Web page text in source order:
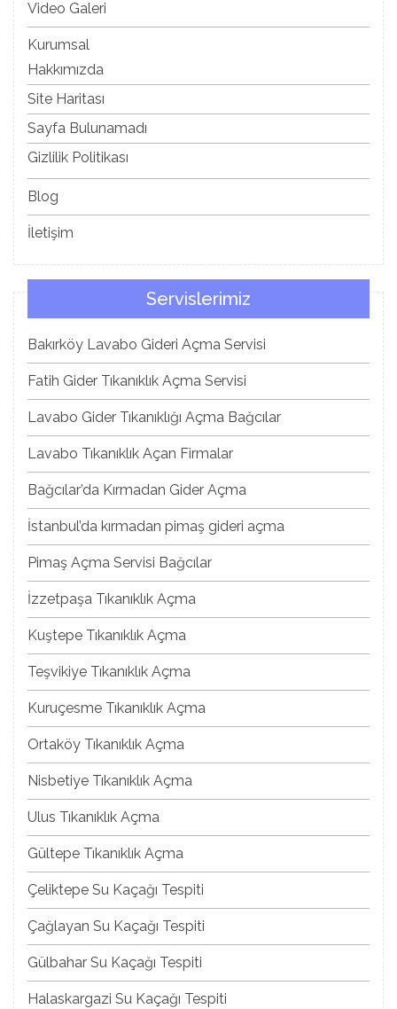
Video Galeri
Kurumsal
Hakkımızda
Site Haritası
Sayfa Bulunamadı
Gizlilik Politikası
Blog
İletişim
Servislerimiz
Bakırköy Lavabo Gideri Açma Servisi
Fatih Gider Tıkanıklık Açma Servisi
Lavabo Gider Tıkanıklığı Açma Bağcılar
Lavabo Tıkanıklık Açan Firmalar
Bağcılar’da Kırmadan Gider Açma
İstanbul’da kırmadan pimaş gideri açma
Pimaş Açma Servisi Bağcılar
İzzetpaşa Tıkanıklık Açma
Kuştepe Tıkanıklık Açma
Teşvikiye Tıkanıklık Açma
Kuruçesme Tıkanıklık Açma
Ortaköy Tıkanıklık Açma
Nisbetiye Tıkanıklık Açma
Ulus Tıkanıklık Açma
Gültepe Tıkanıklık Açma
Çeliktepe Su Kaçağı Tespiti
Çağlayan Su Kaçağı Tespiti
Gülbahar Su Kaçağı Tespiti
Halaskargazi Su Kaçağı Tespiti